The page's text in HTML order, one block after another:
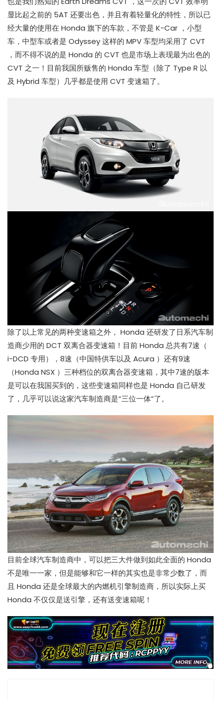
显比起之前的 5AT 还要出色，并且有着轻量化的特性，所以已
经大量的使用在 Honda 旗下的车款，不管是 K-Car ，小型
车，中型车或者是 Odyssey 这样的 MPV 车型均采用了 CVT
，而不得不说的是 Honda 的 CVT 也是市场上表现最为出色的
CVT 之一！目前我国所贩售的 Honda 车型（除了 Type R 以
及 Hybrid 车型）几乎都是使用 CVT 变速箱了。
除了以上常见的两种变速箱之外， Honda 还研发了日系汽车制
造商少用的 DCT 双离合器变速箱！目前 Honda 总共有7速（
i-DCD 专用），8速（中国特供车以及 Acura ）还有9速
（Honda NSX ）三种档位的双离合器变速箱，其中7速的版本
是可以在我国买到的，这些变速箱同样也是 Honda 自己研发
了，几乎可以说这家汽车制造商是“三位一体”了。
目前全球汽车制造商中，可以把三大件做到如此全面的 Honda
不是唯一一家，但是能够和它一样的其实也是非常少数了，而
且 Honda 还是全球最大的内燃机引擎制造商，所以实际上买
Honda 不仅仅是送引擎，还有送变速箱呢！